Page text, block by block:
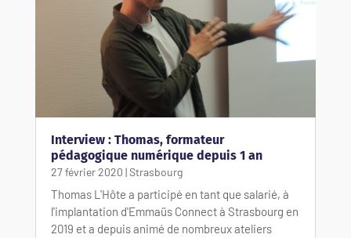
Interview : Thomas, formateur
pédagogique numérique depuis 1 an
27 février 2020 |Strasbourg
Thomas L'Hôte a participé en tant que salarié, à
l'implantation d'Emmaüs Connect à Strasbourg en
2019 et a depuis animé de nombreux ateliers